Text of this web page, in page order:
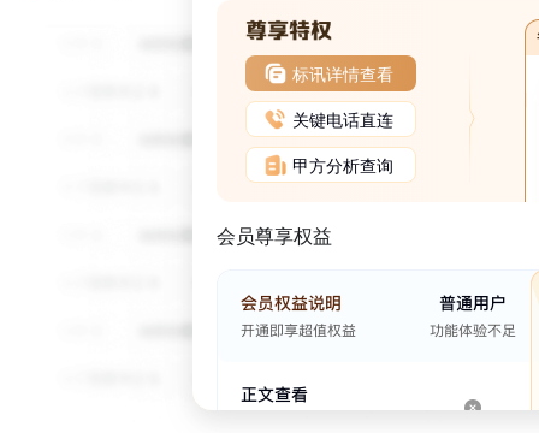
标讯详情查看
关键电话直连
甲方分析查询
会员尊享权益